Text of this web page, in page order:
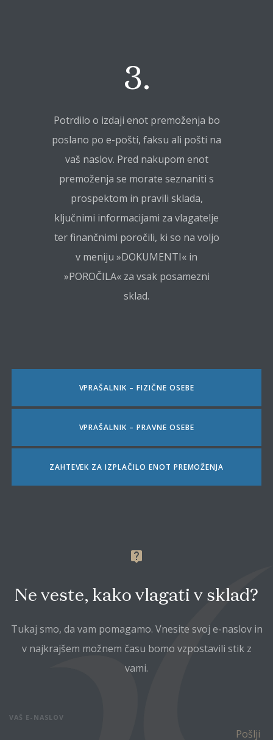
3.
Potrdilo o izdaji enot premoženja bo
poslano po e-pošti, faksu ali pošti na
vaš naslov. Pred nakupom enot
premoženja se morate seznaniti s
prospektom in pravili sklada,
ključnimi informacijami za vlagatelje
ter finančnimi poročili, ki so na voljo
v meniju »DOKUMENTI« in
»POROČILA« za vsak posamezni
sklad.
VPRAŠALNIK – FIZIČNE OSEBE
VPRAŠALNIK – PRAVNE OSEBE
ZAHTEVEK ZA IZPLAČILO ENOT PREMOŽENJA
live_help
Ne veste, kako vlagati v sklad?
Tukaj smo, da vam pomagamo. Vnesite svoj e-naslov in
v najkrajšem možnem času bomo vzpostavili stik z
vami.
VAŠ E-NASLOV